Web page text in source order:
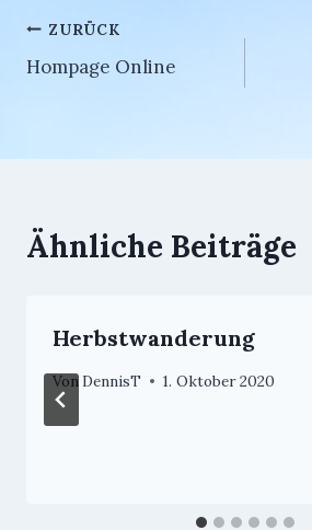
Beitragsnavigation
ZURÜCK
Hompage Online
Ähnliche Beiträge
Herbstwanderung
VonDennisT 1. Oktober 2020